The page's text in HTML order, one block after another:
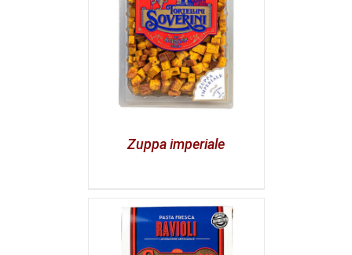
Zuppa imperiale